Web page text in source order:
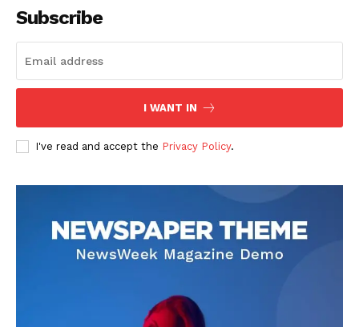
DOWNLOAD NOW
AIN NEWS 1
Subscribe
I WANT IN
I've read and accept the Privacy Policy.